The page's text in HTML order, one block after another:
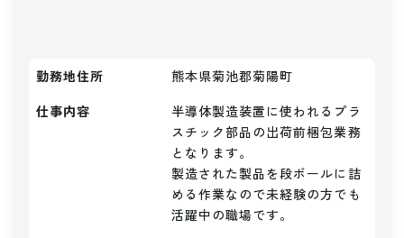
勤務地住所
熊本県菊池郡菊陽町
仕事内容
半導体製造装置に使われるプラ
スチック部品の出荷前梱包業務
となります。
製造された製品を段ボールに詰
める作業なので未経験の方でも
活躍中の職場です。